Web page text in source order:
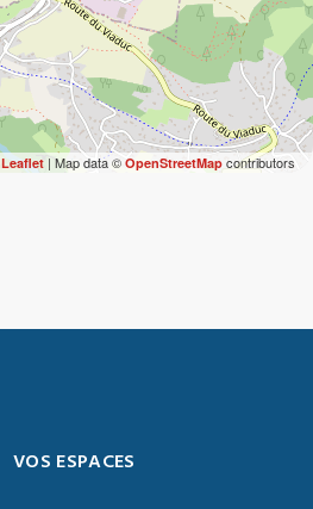
Leaflet| Map data © OpenStreetMapcontributors
VOS ESPACES